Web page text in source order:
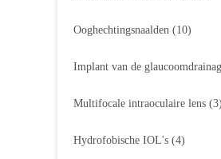
Ooghechtingsnaalden (10)
Implant van de
Multifocale intraoculaire lens (3)
Hydrofobische IOL's (4)